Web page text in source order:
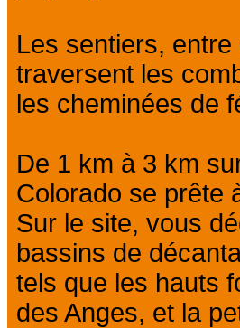
Les sentiers,
traversent les
les cheminées de
De 1 km à 3 km
Colorado se prête
Sur le site, vous
bassins de
tels que les hauts
des Anges, et la